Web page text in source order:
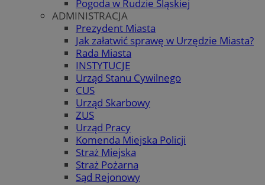
Pogoda w Rudzie Śląskiej
ADMINISTRACJA
Prezydent Miasta
Jak załatwić sprawę w Urzędzie Miasta?
Rada Miasta
INSTYTUCJE
Urząd Stanu Cywilnego
CUS
Urząd Skarbowy
ZUS
Urząd Pracy
Komenda Miejska Policji
Straż Miejska
Straż Pożarna
Sąd Rejonowy